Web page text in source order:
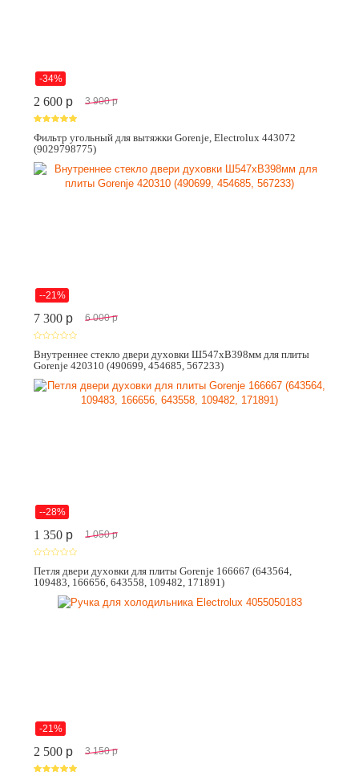
-34%
2 600 p 3 900 p
Фильтр угольный для вытяжки Gorenje, Electrolux 443072
(9029798775)
--21%
7 300 p 6 000 p
Внутреннее стекло двери духовки Ш547хВ398мм для плиты
Gorenje 420310 (490699, 454685, 567233)
--28%
1 350 p 1 050 p
Петля двери духовки для плиты Gorenje 166667 (643564,
109483, 166656, 643558, 109482, 171891)
-21%
2 500 p 3 150 p